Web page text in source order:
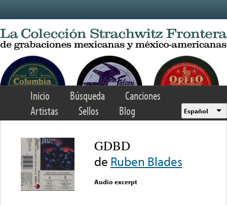
Inicio Búsqueda
Canciones
Artistas
Sellos Blog Español
GDBD
de Ruben Blades
Audio excerpt